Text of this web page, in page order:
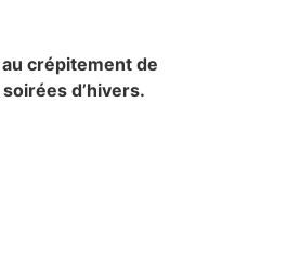
crépitement de
d’hivers.